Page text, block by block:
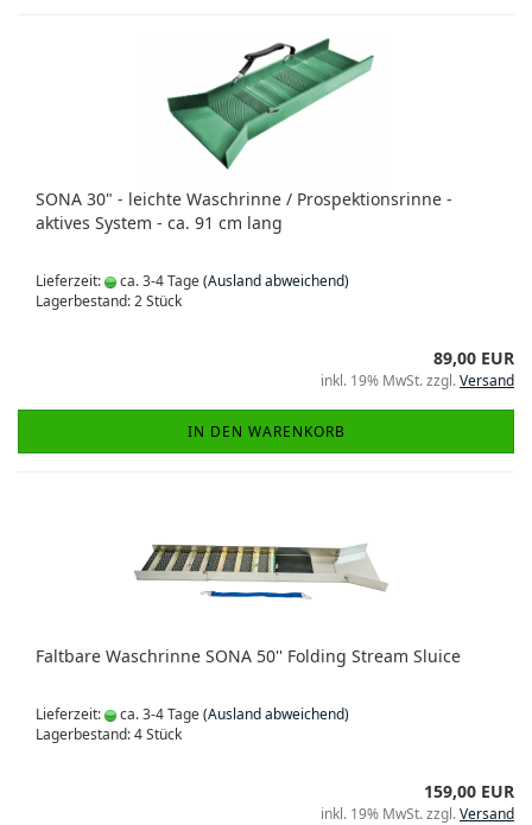
SONA 30" - leichte Waschrinne / Prospektionsrinne -
aktives System - ca. 91 cm lang
Lieferzeit: ca. 3-4 Tage(Ausland abweichend)
Lagerbestand: 2 Stück
89,00 EUR
inkl. 19% MwSt. zzgl.Versand
IN DEN WARENKORB
Faltbare Waschrinne SONA 50'' Folding Stream Sluice
Lieferzeit: ca. 3-4 Tage(Ausland abweichend)
Lagerbestand: 4 Stück
159,00 EUR
inkl. 19% MwSt. zzgl.Versand